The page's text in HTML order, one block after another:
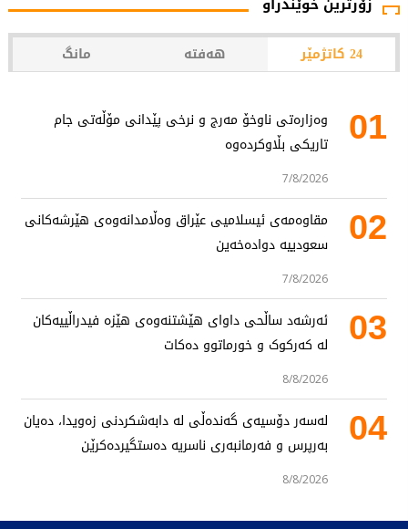
24 کاتژمێر هەفتە مانگ
01
وەزارەتی ناوخۆ مەرج و نرخی پێدانی مۆڵەتی جام
تاریکی بڵاوکردەوە
7/8/2026
02
مقاوەمەی ئیسلامیی عێراق وەڵامدانەوەی هێرشەکانی
سعودییە دوادەخەین
7/8/2026
03
ئەرشەد ساڵحی داوای هێشتنەوەی هێزە فیدراڵییەکان
لە کەرکوک و خورماتوو دەکات
8/8/2026
04
لەسەر دۆسیەی گەندەڵی لە دابەشکردنی زەویدا، دەیان
بەرپرس و فەرمانبەری ناسریە دەستگیردەکرێن
8/8/2026